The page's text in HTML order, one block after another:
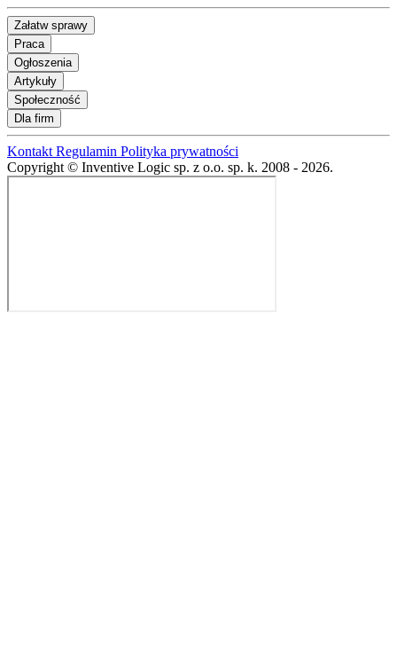
Załatw sprawy
Praca
Ogłoszenia
Artykuły
Społeczność
Dla firm
Kontakt Regulamin Polityka prywatności
Copyright © Inventive Logic sp. z o.o. sp. k. 2008 - 2026.